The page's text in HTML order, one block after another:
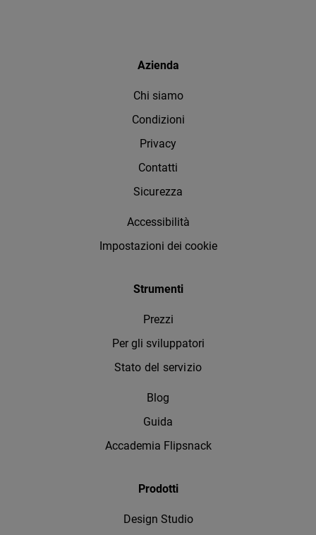
Azienda
Chi siamo
Condizioni
Privacy
Contatti
Sicurezza
Accessibilità
Impostazioni dei cookie
Strumenti
Prezzi
Per gli sviluppatori
Stato del servizio
Blog
Guida
Accademia Flipsnack
Prodotti
Design Studio